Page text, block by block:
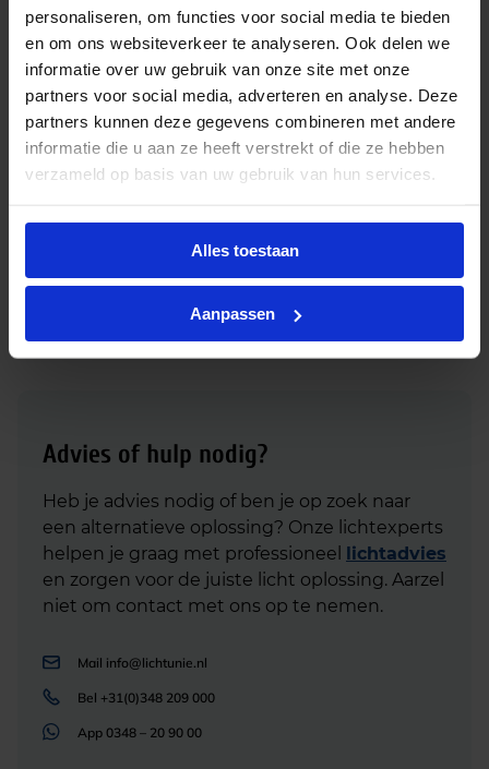
personaliseren, om functies voor social media te bieden
en om ons websiteverkeer te analyseren. Ook delen we
informatie over uw gebruik van onze site met onze
partners voor social media, adverteren en analyse. Deze
partners kunnen deze gegevens combineren met andere
informatie die u aan ze heeft verstrekt of die ze hebben
verzameld op basis van uw gebruik van hun services.
Alles toestaan
Aanpassen
+
-
winkelmand
Meanwell power supply LPV 150W 24V IP67
+
-
In
€43,49 excl. btw
incl.btw
Advies of hulp nodig?
Heb je advies nodig of ben je op zoek naar
een alternatieve oplossing? Onze lichtexperts
helpen je graag met professioneel lichtadvies
en zorgen voor de juiste licht oplossing. Aarzel
niet om contact met ons op te nemen.
Mail info@lichtunie.nl
Bel +31(0)348 209 000
App 0348 – 20 90 00